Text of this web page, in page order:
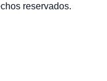
reservados.